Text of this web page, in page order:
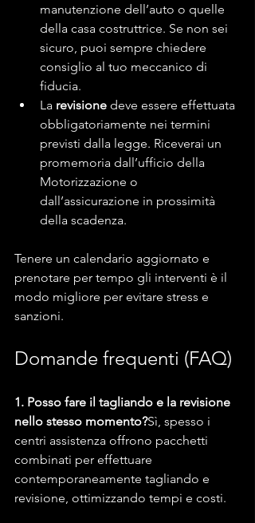
manutenzione dell’auto o quelle
della casa costruttrice. Se non sei
sicuro, puoi sempre chiedere
consiglio al tuo meccanico di
fiducia.
La revisione deve essere effettuata
obbligatoriamente nei termini
previsti dalla legge. Riceverai un
promemoria dall’ufficio della
Motorizzazione o
dall’assicurazione in prossimità
della scadenza.
Tenere un calendario aggiornato e
prenotare per tempo gli interventi è il
modo migliore per evitare stress e
sanzioni.
Domande frequenti (FAQ)
1. Posso fare il tagliando e la revisione
nello stesso momento?Sì, spesso i
centri assistenza offrono pacchetti
combinati per effettuare
contemporaneamente tagliando e
revisione, ottimizzando tempi e costi.